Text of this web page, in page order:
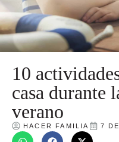
10
casa durante
verano
HACER FAMILIA 7